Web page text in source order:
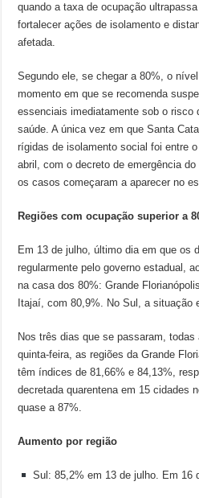
quando a taxa de ocupação
fortalecer ações de isolamento e
afetada.
Segundo ele, se chegar a 80%, o
momento em que se recomenda
essenciais imediatamente sob o risco
saúde. A única vez em que Santa
rígidas de isolamento social foi entre
abril, com o decreto de emergência
os casos começaram a aparecer no
Regiões com ocupação superior a
Em 13 de julho, último dia em que os
regularmente pelo governo estadual,
na casa dos 80%: Grande
Itajaí, com 80,9%. No Sul, a situação
Nos três dias que se passaram,
quinta-feira, as regiões da Grande
têm índices de 81,66% e 84,13%,
decretada quarentena em 15 cidades
quase a 87%.
Aumento por região
Sul: 85,2% em 13 de julho. Em 16